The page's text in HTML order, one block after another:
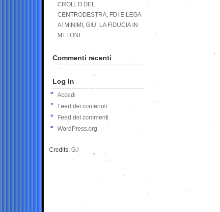
CROLLO DEL
CENTRODESTRA, FDI E LEGA
AI MINIMI, GIU’ LA FIDUCIA IN
MELONI
Commenti recenti
Log In
Accedi
Feed dei contenuti
Feed dei commenti
WordPress.org
Credits: G.I